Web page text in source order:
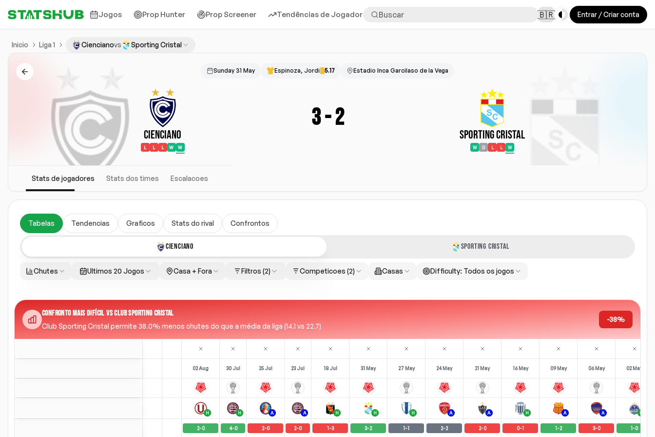
Jogos Prop Hunter Prop Screener Tendências de Jogadores Mais 🇧🇷 Toggle theme
Entrar / Criar conta
Inicio Liga 1 Ciencianovs Sporting Cristal
Sunday 31 May Espinoza, Jordi 5.17 Estadio Inca Garcilaso de la Vega
Cienciano
L L L W W
3-2
Sporting Cristal
W D L L W
Stats de jogadores Stats dos times Escalacoes
Tabelas Tendencias Graficos Stats do rival Confrontos
CIENCIANO SPORTING CRISTAL
Chutes Ultimos 20 Jogos Casa + Fora Filtros (2) Competicoes (2) Casas Difficulty: Todos os jogos
CONFRONTO MAIS DIFÍCIL VS CLUB SPORTING CRISTAL
Club Sporting Cristal permite 38.0% menos chutes do que a média da liga (14.1 vs 22.7)
-38%
02 Aug 30 Jul 25 Jul 23 Jul 18 Jul 31 May 27 May 24 May 21 May 16 May 09 May 06 May 02 May
H H A A H H H A A H A A H
2-0 4-0 2-0 2-0 1-3 3-2 1-1 2-2 2-0 0-1 1-2 3-0 1-0